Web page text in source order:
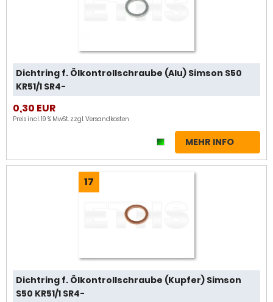
Dichtring f. Ölkontrollschraube (Alu) Simson S50
KR51/1 SR4-
0,30 EUR
Preis incl. 19 % MwSt. zzgl.Versandkosten
MEHR INFO
17
Dichtring f. Ölkontrollschraube (Kupfer) Simson
S50 KR51/1 SR4-